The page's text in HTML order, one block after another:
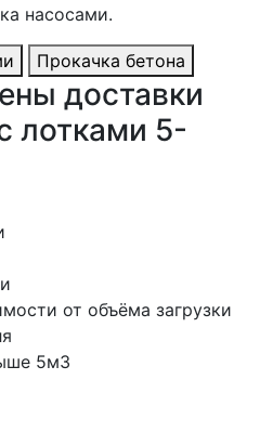
насосами.
Прокачка бетона
доставки
лотками 5-
от объёма загрузки
5м3